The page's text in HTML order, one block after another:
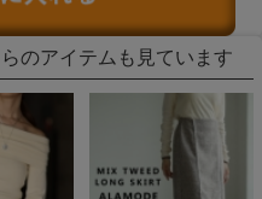
のアイテムも見ています